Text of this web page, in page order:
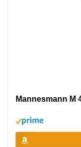
Mannesmann M